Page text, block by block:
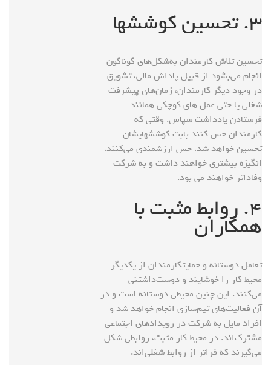
۳. تحسین کوششها
تحسین تلاش کارمندان به‌شکل‌های گوناگون
انجام می‌بشود از قبیل پاداش مالی، تشویق
در وجود دیگر کارمندان، زمان‌های پیشرفت
شغلی یا حتی عمل های کوچکی همانند
فرستادن یادداشت سپاس. وقتی که
کارمندان حس کنند بابت کوششهایشان
تحسین خواهد شد، حس ارزشمندی می‌کنند،
انگیزه بیشتری خواهند داشت و به شرکت
وفاداتر خواهند می بود.
۴. روابط مثبت با
همکاران
تعامل دوستانه و حمایتکارمندان از یکدیگر
محیط کار را خوشایند و دوست‌داشتنی
می‌کنند. این چنین محیطی دوستانه‌ است و در
آن فعالیت‌های تیم‌سازی انجام خواهد شد و
افراد مایل به شرکت در رویدادهای اجتماعی
مشترک‌اند. در محیط کار مثبت، روابطی شکل
می‌گیرند که فراتر از روابط شغلی‌اند.